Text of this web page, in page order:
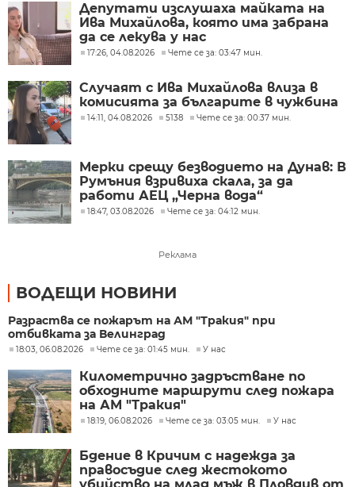
Депутати изслушаха майката на
Ива Михайлова, която има забрана
да се лекува у нас
17:26, 04.08.2026 Чете се за: 03:47 мин.
Случаят с Ива Михайлова влиза в
комисията за българите в чужбина
14:11, 04.08.2026 5138 Чете се за: 00:37 мин.
Мерки срещу безводието на Дунав: В
Румъния взривиха скала, за да
работи АЕЦ „Черна вода“
18:47, 03.08.2026 Чете се за: 04:12 мин.
Реклама
ВОДЕЩИ НОВИНИ
Разраства се пожарът на АМ "Тракия" при
отбивката за Велинград
18:03, 06.08.2026 Чете се за: 01:45 мин. У нас
Километрично задръстване по
обходните маршрути след пожара
на АМ "Тракия"
18:19, 06.08.2026 Чете се за: 03:05 мин. У нас
Бдение в Кричим с надежда за
правосъдие след жестокото